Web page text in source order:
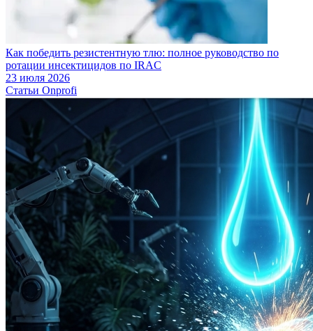
Как победить резистентную тлю: полное руководство по
ротации инсектицидов по IRAC
23 июля 2026
Статьи Onprofi